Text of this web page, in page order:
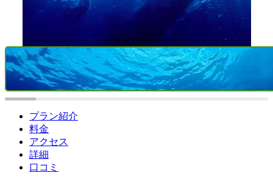
プラン紹介
料金
アクセス
詳細
口コミ